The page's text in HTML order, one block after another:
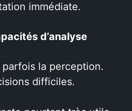
immédiate.
d’analyse
la perception.
difficiles.